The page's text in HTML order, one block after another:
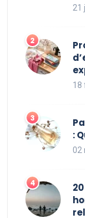
21
18
:
02